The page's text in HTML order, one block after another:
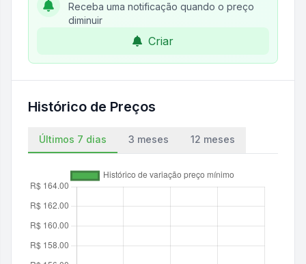
Receba uma notificação quando o preço
diminuir
Criar
Histórico de Preços
Últimos 7 dias 3 meses 12 meses